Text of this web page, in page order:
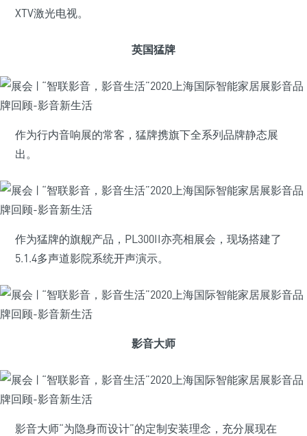
XTV激光电视。
英国猛牌
作为行内音响展的常客，猛牌携旗下全系列品牌静态展
出。
作为猛牌的旗舰产品，PL300II亦亮相展会，现场搭建了
5.1.4多声道影院系统开声演示。
影音大师
影音大师“为隐身而设计”的定制安装理念，充分展现在